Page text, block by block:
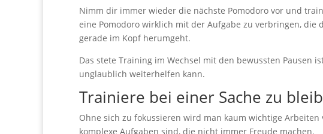
Nimm dir immer wieder die nächste Pomodoro vor und
eine Pomodoro wirklich mit der Aufgabe zu verbringen,
gerade im Kopf herumgeht.
Das stete Training im Wechsel mit den bewussten Pausen
unglaublich weiterhelfen kann.
Trainiere bei einer Sache zu
Ohne sich zu fokussieren wird man kaum wichtige
komplexe Aufgaben sind, die nicht immer Freude machen.